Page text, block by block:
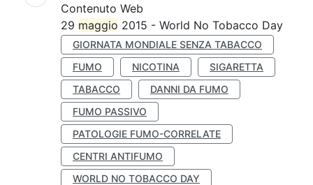
Contenuto Web
29 maggio 2015 - World No Tobacco Day
GIORNATA MONDIALE SENZA TABACCO
FUMO
NICOTINA
SIGARETTA
TABACCO
DANNI DA FUMO
FUMO PASSIVO
PATOLOGIE FUMO-CORRELATE
CENTRI ANTIFUMO
WORLD NO TOBACCO DAY